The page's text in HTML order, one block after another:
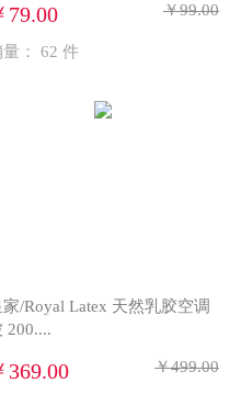
79.00 ￥99.00
： 62 件
家/Royal Latex 天然乳胶空调
200....
369.00 ￥499.00